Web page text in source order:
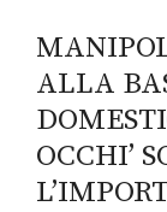
ALLA
OCCHI’